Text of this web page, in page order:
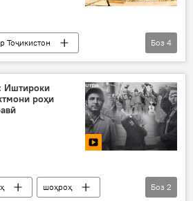
Тоҷикистон
Путин
ҶБВ
Боз 4
Иштироки
роҳи
шоҳроҳ
Боз 2